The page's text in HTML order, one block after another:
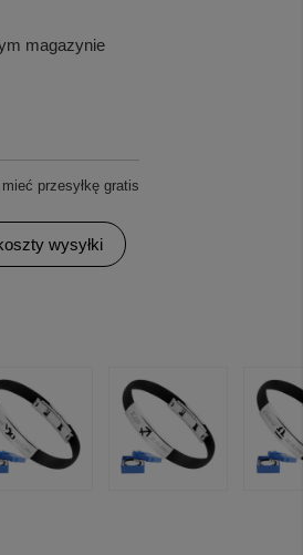
magazynie
mieć przesyłkę gratis
wysyłki